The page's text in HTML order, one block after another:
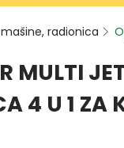
radionica
MULTI
4 U 1 ZA